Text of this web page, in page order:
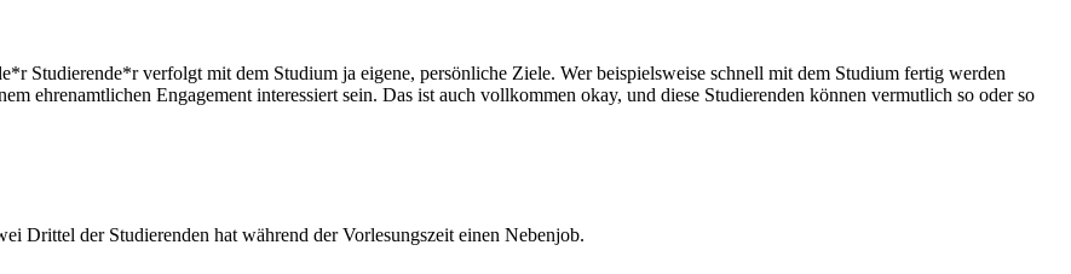
Studierende*r ver­folgt mit dem Studium ja eigene, per­sön­liche Ziele. Wer bei­spiels­weise schnell mit dem Studium fertig werden
ehren­amt­lichen Enga­gement inter­es­siert sein. Das ist auch voll­kommen okay, und diese Stu­die­renden können ver­mutlich so oder so
Drittel der Stu­die­renden hat während der Vor­le­sungszeit einen Nebenjob.